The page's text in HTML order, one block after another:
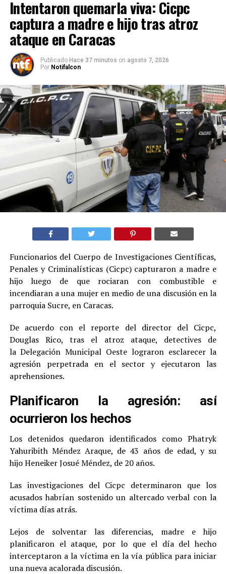
Intentaron quemarla viva: Cicpc
captura a madre e hijo tras atroz
ataque en Caracas
Publicado Hace 37 minutos on agosto 7, 2026
Por Notifalcon
Funcionarios del Cuerpo de Investigaciones Científicas,
Penales y Criminalísticas (Cicpc) capturaron a madre e
hijo luego de que rociaran con combustible e
incendiaran a una mujer en medio de una discusión en la
parroquia Sucre, en Caracas.
De acuerdo con el reporte del director del Cicpc,
Douglas Rico, tras el atroz ataque, detectives de
la Delegación Municipal Oeste lograron esclarecer la
agresión perpetrada en el sector y ejecutaron las
aprehensiones.
Planificaron la agresión: así
ocurrieron los hechos
Los detenidos quedaron identificados como Phatryk
Yahuribith Méndez Araque, de 43 años de edad, y su
hijo Heneiker Josué Méndez, de 20 años.
Las investigaciones del Cicpc determinaron que los
acusados habrían sostenido un altercado verbal con la
víctima días atrás.
Lejos de solventar las diferencias, madre e hijo
planificaron el ataque, por lo que el día del hecho
interceptaron a la víctima en la vía pública para iniciar
una nueva acalorada discusión.